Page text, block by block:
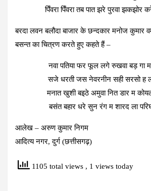
पिँवरा पिँवरा तब पात झरे पुरवा झकझोर
बरदा लवन बलौदा बाजार के छन्दकार मनोज कुमार
बसन्त का चित्रण करते हुए कहते हैं –
नवा पतिया फर फूल लगे रुखवा बड़ गा
सजे धरती जस नेवरनीन सही सरसो ह
मनात खुशी बइठे अमुवा नित डार म
बसंत बहार धरे सुन रंग म शारद ला
आलेख – अरुण कुमार निगम
आदित्य नगर, दुर्ग (छत्तीसगढ़)
1105 total views , 1 views today